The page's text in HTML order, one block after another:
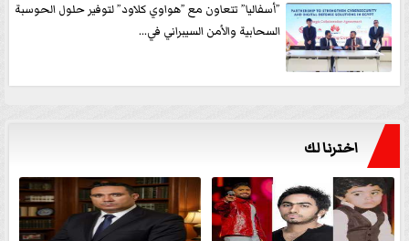
”أسفاليا” تتعاون مع ”هواوي كلاود” لتوفير حلول الحوسبة
السحابية والأمن السيبراني في...
اخترنا لك